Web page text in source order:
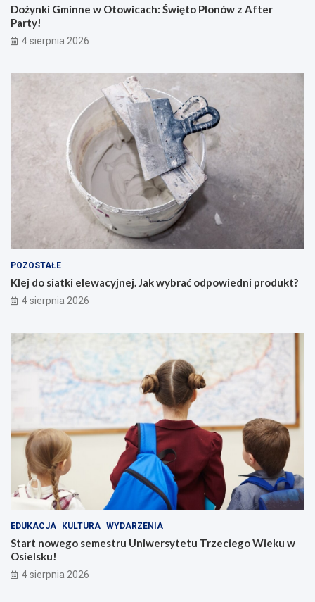
Dożynki Gminne w Otowicach: Święto Plonów z After
Party!
4 sierpnia 2026
POZOSTAŁE
Klej do siatki elewacyjnej. Jak wybrać odpowiedni produkt?
4 sierpnia 2026
EDUKACJA KULTURA WYDARZENIA
Start nowego semestru Uniwersytetu Trzeciego Wieku w
Osielsku!
4 sierpnia 2026